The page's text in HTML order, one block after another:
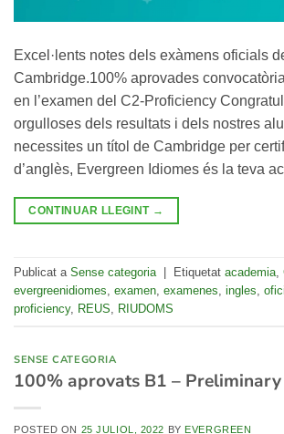
Excel·lents notes dels exàmens oficials
Cambridge.100% aprovades
en l’examen del C2-Proficiency
orgulloses dels resultats i dels nostres
necessites un títol de Cambridge per
d’anglès, Evergreen Idiomes és la teva
CONTINUAR LLEGINT →
Publicat a Sense categoria Etiquetat academia,
evergreenidiomes, examen, examenes, ingles,
proficiency, REUS, RIUDOMS
SENSE CATEGORIA
100% aprovats B1 – Preliminary
POSTED ON 25 JULIOL, 2022 BY EVERGREEN